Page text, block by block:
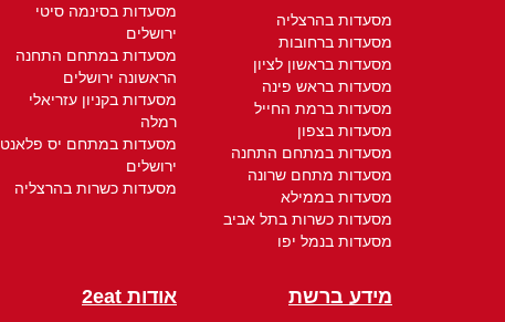
מסעדות בהרצליה
מסעדות ברחובות
מסעדות בראשון לציון
מסעדות בראש פינה
מסעדות ברמת החייל
מסעדות בצפון
מסעדות במתחם התחנה
מסעדות מתחם שרונה
מסעדות בממילא
מסעדות כשרות בתל אביב
מסעדות בנמל יפו
מסעדות בסינמה סיטי
ירושלים
מסעדות במתחם התחנה
הראשונה ירושלים
מסעדות בקניון עזריאלי
רמלה
מסעדות במתחם יס פלאנט
ירושלים
מסעדות כשרות בהרצליה
מידע ברשת אודות 2eat